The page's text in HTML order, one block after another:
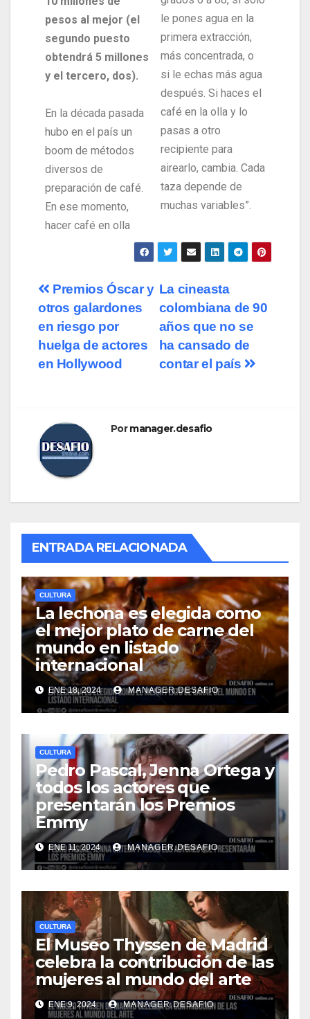
pesos al mejor (el
segundo puesto
obtendrá 5 millones
y el tercero, dos).
En la década pasada
hubo en el país un
boom de métodos
diversos de
preparación de café.
En ese momento,
hacer café en olla
le pones agua en la
primera extracción,
más concentrada, o
si le echas más agua
después. Si haces el
café en la olla y lo
pasas a otro
recipiente para
airearlo, cambia. Cada
taza depende de
muchas variables”.
La cineasta
colombiana de 90
años que no se
ha cansado de
contar el país
Premios Óscar y
otros galardones
en riesgo por
huelga de actores
en Hollywood
Pormanager.desafio
ENTRADA RELACIONADA
CULTURA
La lechona es elegida como
el mejor plato de carne del
mundo en listado
internacional
ENE 18, 2024 MANAGER.DESAFIO
CULTURA
Pedro Pascal, Jenna Ortega y
todos los actores que
presentarán los Premios
Emmy
ENE 11, 2024 MANAGER.DESAFIO
CULTURA
El Museo Thyssen de Madrid
celebra la contribución de las
mujeres al mundo del arte
ENE 9, 2024 MANAGER.DESAFIO